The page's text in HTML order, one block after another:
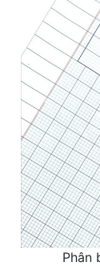
Phân